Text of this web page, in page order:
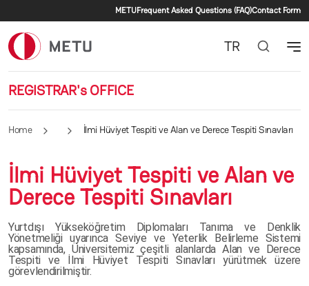
Secondary menu
METUFrequent Asked Questions (FAQ)Contact Form
REGISTRAR's OFFICE
TR
Home İlmi Hüviyet Tespiti ve Alan ve Derece Tespiti Sınavları
İlmi Hüviyet Tespiti ve Alan ve
Derece Tespiti Sınavları
Yurtdışı Yükseköğretim Diplomaları Tanıma ve Denklik
Yönetmeliği uyarınca Seviye ve Yeterlik Belirleme Sistemi
kapsamında, Üniversitemiz çeşitli alanlarda Alan ve Derece
Tespiti ve İlmi Hüviyet Tespiti Sınavları yürütmek üzere
görevlendirilmiştir.